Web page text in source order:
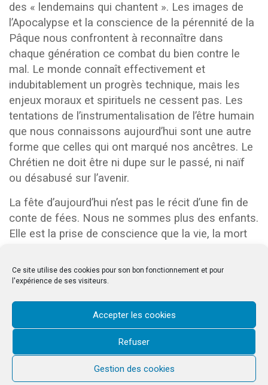
Ce site utilise des cookies pour son bon fonctionnement et pour
l'expérience de ses visiteurs.
Accepter les cookies
Refuser
Gestion des cookies
des « lendemains qui chantent ». Les images de
l’Apocalypse et la conscience de la pérennité de la
Pâque nous confrontent à reconnaître dans
chaque génération ce combat du bien contre le
mal. Le monde connaît effectivement et
indubitablement un progrès technique, mais les
enjeux moraux et spirituels ne cessent pas. Les
tentations de l’instrumentalisation de l’être humain
que nous connaissons aujourd’hui sont une autre
forme que celles qui ont marqué nos ancêtres. Le
Chrétien ne doit être ni dupe sur le passé, ni naïf
ou désabusé sur l’avenir.
La fête d’aujourd’hui n’est pas le récit d’une fin de
conte de fées. Nous ne sommes plus des enfants.
Elle est la prise de conscience que la vie, la mort
permanentes qui traversent nos existences et que
Marie, notre Reine, en est l’humble Servante.
& copy;2026 Saint-Louis d'Antin. Tous droits réservés © 2023 Saint-Louis
d'Antin